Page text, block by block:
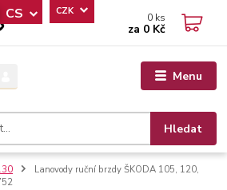
Menu
CS CZK
Hledat
0 ks
za 0 Kč
Lanovody ruční brzdy ŠKODA 105, 120,